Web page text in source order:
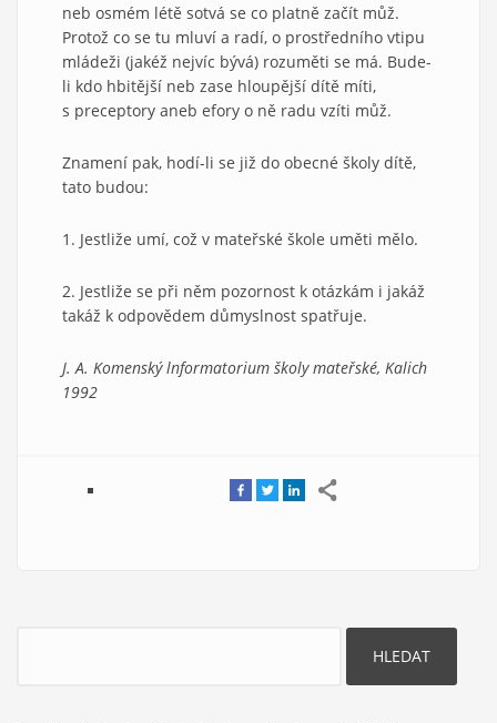
neb osmém létě sotvá se co platně začít můž.
Protož co se tu mluví a radí, o prostředního vtipu
mládeži (jakéž nejvíc bývá) rozuměti se má. Bude-
li kdo hbitější neb zase hloupější dítě míti,
s preceptory aneb efory o ně radu vzíti můž.
Znamení pak, hodí-li se již do obecné školy dítě,
tato budou:
1. Jestliže umí, což v mateřské škole uměti mělo.
2. Jestliže se při něm pozornost k otázkám i jakáž
takáž k odpovědem důmyslnost spatřuje.
J. A. Komenský lnformatorium školy mateřské, Kalich
1992